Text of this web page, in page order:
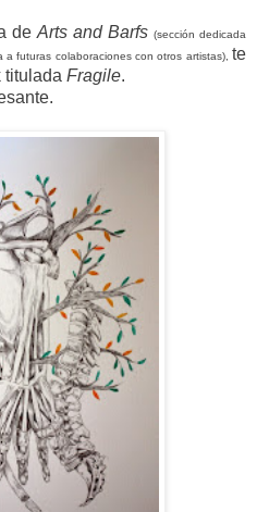
de Arts and Barfs (sección dedicada
futuras colaboraciones con otros artistas), te
titulada Fragile.